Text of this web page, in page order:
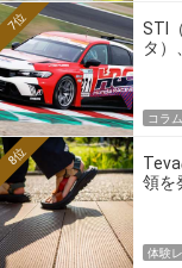
STI
タ）
7位
コラム
領を
8位
体験